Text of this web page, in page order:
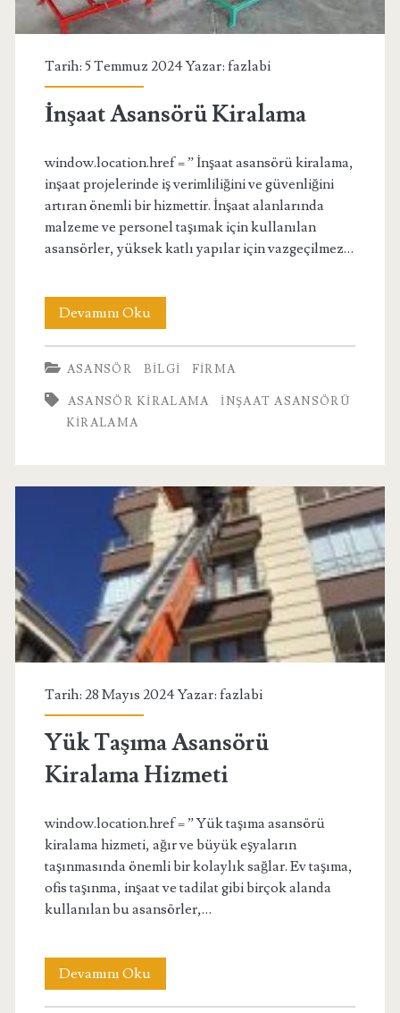
Tarih: 5 Temmuz 2024 Yazar: fazlabi
İnşaat Asansörü Kiralama
window.location.href = ” İnşaat asansörü kiralama,
inşaat projelerinde iş verimliliğini ve güvenliğini
artıran önemli bir hizmettir. İnşaat alanlarında
malzeme ve personel taşımak için kullanılan
asansörler, yüksek katlı yapılar için vazgeçilmez…
Devamını Okuİnşaat
Asansörü
Kiralama
ASANSÖR BILGI FIRMA
ASANSÖR KIRALAMA
İNŞAAT ASANSÖRÜ
KIRALAMA
Tarih: 28 Mayıs 2024 Yazar: fazlabi
Yük Taşıma Asansörü
Kiralama Hizmeti
window.location.href = ” Yük taşıma asansörü
kiralama hizmeti, ağır ve büyük eşyaların
taşınmasında önemli bir kolaylık sağlar. Ev taşıma,
ofis taşınma, inşaat ve tadilat gibi birçok alanda
kullanılan bu asansörler,…
Devamını OkuYük
Taşıma